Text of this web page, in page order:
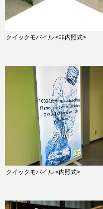
クイックモバイル <非内照式>
クイックモバイル <内照式>